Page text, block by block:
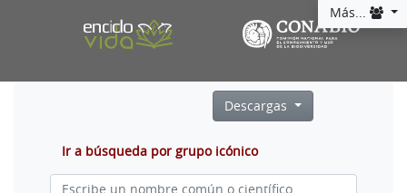
Más...
Descargas
Ir a búsqueda por grupo icónico